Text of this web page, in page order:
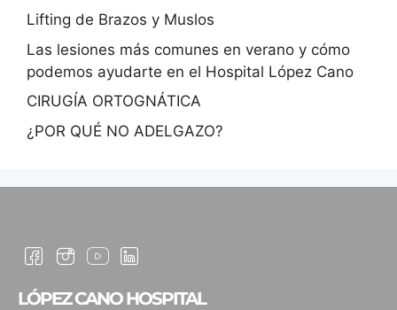
Lifting de Brazos y Muslos
Las lesiones más comunes en verano y cómo
podemos ayudarte en el Hospital López Cano
CIRUGÍA ORTOGNÁTICA
¿POR QUÉ NO ADELGAZO?
LÓPEZ CANO HOSPITAL